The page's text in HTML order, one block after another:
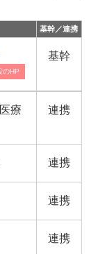
基幹／連携
基幹
療
連携
連携
連携
連携